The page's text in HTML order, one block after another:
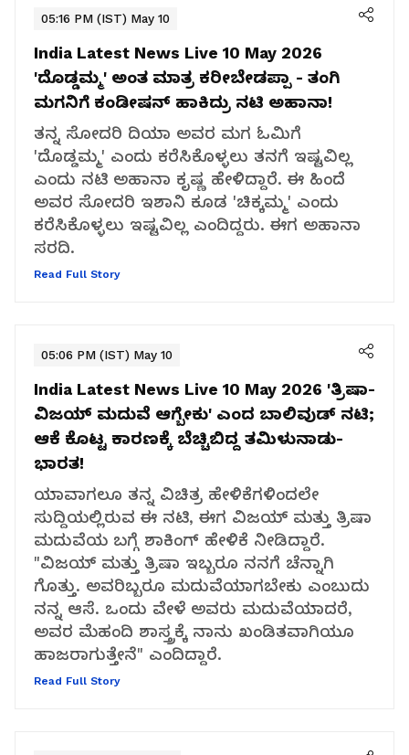
05:16 PM (IST) May 10
India Latest News Live 10 May 2026
'ದೊಡ್ಡಮ್ಮ' ಅಂತ ಮಾತ್ರ ಕರೀಬೇಡಪ್ಪಾ - ತಂಗಿ
ಮಗನಿಗೆ ಕಂಡೀಷನ್ ಹಾಕಿದ್ರು ನಟಿ ಅಹಾನಾ!
ತನ್ನ ಸೋದರಿ ದಿಯಾ ಅವರ ಮಗ ಓಮಿಗೆ
'ದೊಡ್ಡಮ್ಮ' ಎಂದು ಕರೆಸಿಕೊಳ್ಳಲು ತನಗೆ ಇಷ್ಟವಿಲ್ಲ
ಎಂದು ನಟಿ ಅಹಾನಾ ಕೃಷ್ಣ ಹೇಳಿದ್ದಾರೆ. ಈ ಹಿಂದೆ
ಅವರ ಸೋದರಿ ಇಶಾನಿ ಕೂಡ 'ಚಿಕ್ಕಮ್ಮ' ಎಂದು
ಕರೆಸಿಕೊಳ್ಳಲು ಇಷ್ಟವಿಲ್ಲ ಎಂದಿದ್ದರು. ಈಗ ಅಹಾನಾ
ಸರದಿ.
Read Full Story
05:06 PM (IST) May 10
India Latest News Live 10 May 2026 'ತ್ರಿಷಾ-
ವಿಜಯ್ ಮದುವೆ ಆಗ್ಬೇಕು' ಎಂದ ಬಾಲಿವುಡ್ ನಟಿ;
ಆಕೆ ಕೊಟ್ಟ ಕಾರಣಕ್ಕೆ ಬೆಚ್ಚಿಬಿದ್ದ ತಮಿಳುನಾಡು-
ಭಾರತ!
ಯಾವಾಗಲೂ ತನ್ನ ವಿಚಿತ್ರ ಹೇಳಿಕೆಗಳಿಂದಲೇ
ಸುದ್ದಿಯಲ್ಲಿರುವ ಈ ನಟಿ, ಈಗ ವಿಜಯ್ ಮತ್ತು ತ್ರಿಷಾ
ಮದುವೆಯ ಬಗ್ಗೆ ಶಾಕಿಂಗ್ ಹೇಳಿಕೆ ನೀಡಿದ್ದಾರೆ.
"ವಿಜಯ್ ಮತ್ತು ತ್ರಿಷಾ ಇಬ್ಬರೂ ನನಗೆ ಚೆನ್ನಾಗಿ
ಗೊತ್ತು. ಅವರಿಬ್ಬರೂ ಮದುವೆಯಾಗಬೇಕು ಎಂಬುದು
ನನ್ನ ಆಸೆ. ಒಂದು ವೇಳೆ ಅವರು ಮದುವೆಯಾದರೆ,
ಅವರ ಮೆಹಂದಿ ಶಾಸ್ತ್ರಕ್ಕೆ ನಾನು ಖಂಡಿತವಾಗಿಯೂ
ಹಾಜರಾಗುತ್ತೇನೆ" ಎಂದಿದ್ದಾರೆ.
Read Full Story